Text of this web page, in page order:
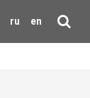
ru en